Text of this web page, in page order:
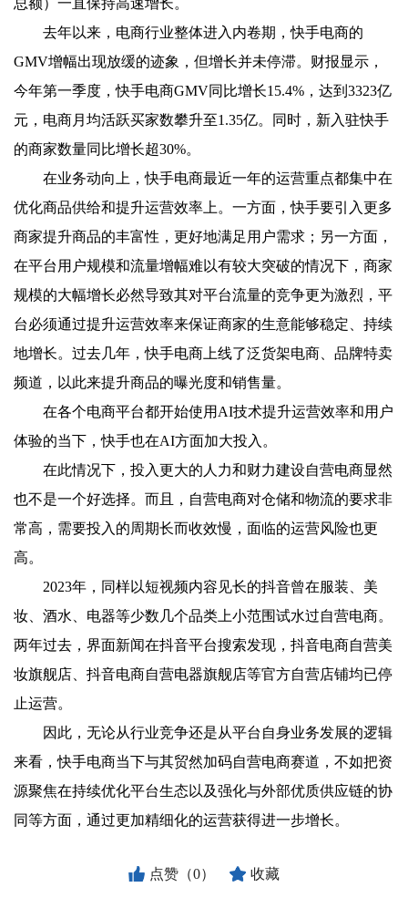
总额）一直保持高速增长。
去年以来，电商行业整体进入内卷期，快手电商的
GMV增幅出现放缓的迹象，但增长并未停滞。财报显示，
今年第一季度，快手电商GMV同比增长15.4%，达到3323亿
元，电商月均活跃买家数攀升至1.35亿。同时，新入驻快手
的商家数量同比增长超30%。
在业务动向上，快手电商最近一年的运营重点都集中在
优化商品供给和提升运营效率上。一方面，快手要引入更多
商家提升商品的丰富性，更好地满足用户需求；另一方面，
在平台用户规模和流量增幅难以有较大突破的情况下，商家
规模的大幅增长必然导致其对平台流量的竞争更为激烈，平
台必须通过提升运营效率来保证商家的生意能够稳定、持续
地增长。过去几年，快手电商上线了泛货架电商、品牌特卖
频道，以此来提升商品的曝光度和销售量。
在各个电商平台都开始使用AI技术提升运营效率和用户
体验的当下，快手也在AI方面加大投入。
在此情况下，投入更大的人力和财力建设自营电商显然
也不是一个好选择。而且，自营电商对仓储和物流的要求非
常高，需要投入的周期长而收效慢，面临的运营风险也更
高。
2023年，同样以短视频内容见长的抖音曾在服装、美
妆、酒水、电器等少数几个品类上小范围试水过自营电商。
两年过去，界面新闻在抖音平台搜索发现，抖音电商自营美
妆旗舰店、抖音电商自营电器旗舰店等官方自营店铺均已停
止运营。
因此，无论从行业竞争还是从平台自身业务发展的逻辑
来看，快手电商当下与其贸然加码自营电商赛道，不如把资
源聚焦在持续优化平台生态以及强化与外部优质供应链的协
同等方面，通过更加精细化的运营获得进一步增长。
点赞（0） 收藏